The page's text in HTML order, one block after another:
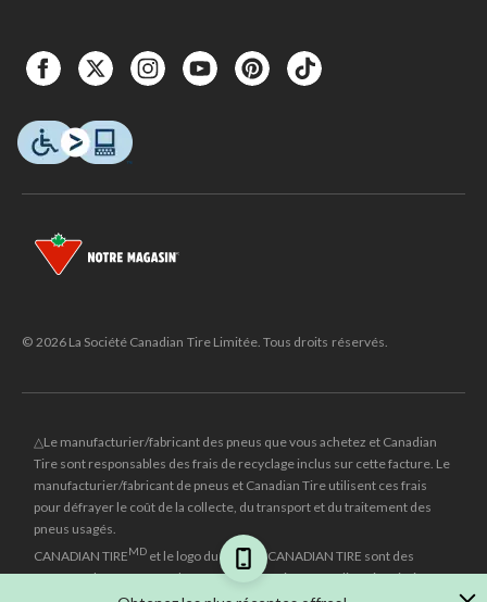
© 2026 La Société Canadian Tire Limitée. Tous droits réservés.
△Le manufacturier/fabricant des pneus que vous achetez et Canadian
Tire sont responsables des frais de recyclage inclus sur cette facture. Le
manufacturier/fabricant de pneus et Canadian Tire utilisent ces frais
pour défrayer le coût de la collecte, du transport et du traitement des
pneus usagés.
CANADIAN TIREMD et le logo du triangle CANADIAN TIRE sont des
marques de commerce déposées de la Société Canadian Tire Limitée.